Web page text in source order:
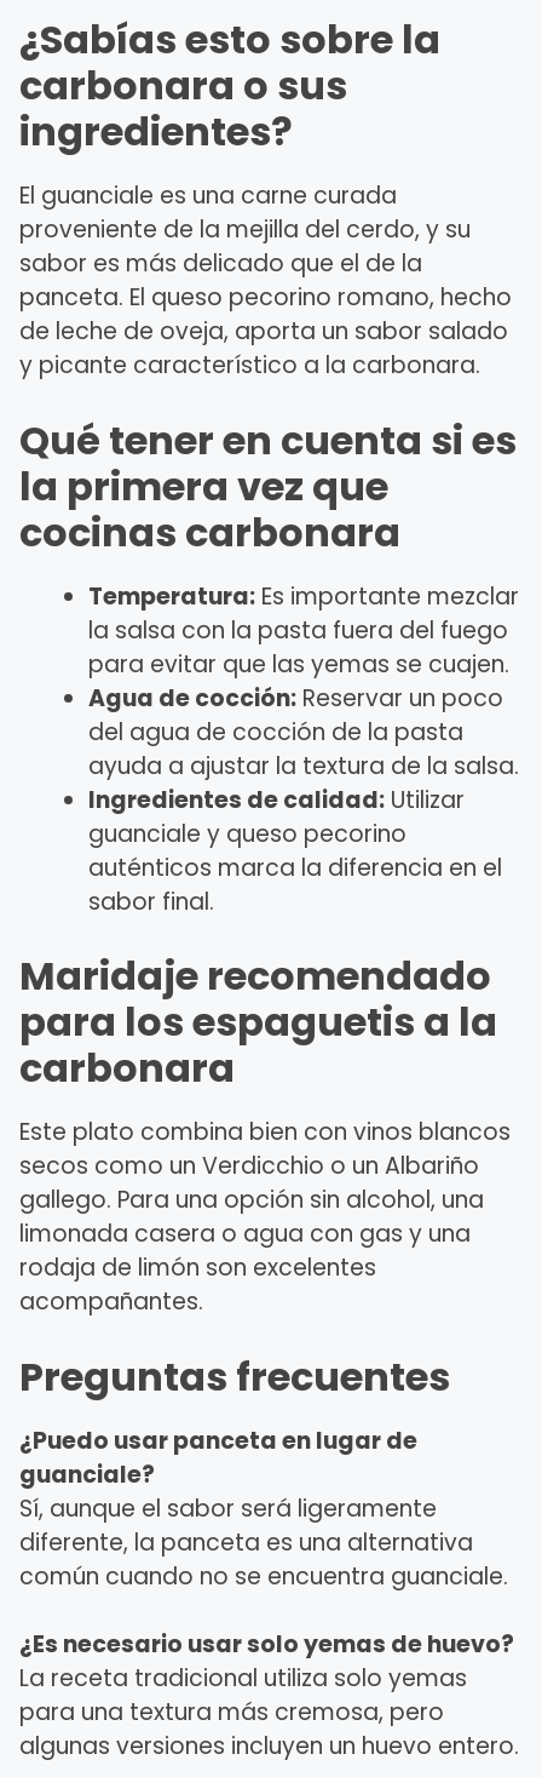
¿Sabías esto sobre la
carbonara o sus
ingredientes?
El guanciale es una carne curada
proveniente de la mejilla del cerdo, y su
sabor es más delicado que el de la
panceta. El queso pecorino romano, hecho
de leche de oveja, aporta un sabor salado
y picante característico a la carbonara.
Qué tener en cuenta si es
la primera vez que
cocinas carbonara
Temperatura:Es importante mezclar
la salsa con la pasta fuera del fuego
para evitar que las yemas se cuajen.
Agua de cocción:Reservar un poco
del agua de cocción de la pasta
ayuda a ajustar la textura de la salsa.
Ingredientes de calidad:Utilizar
guanciale y queso pecorino
auténticos marca la diferencia en el
sabor final.
Maridaje recomendado
para los espaguetis a la
carbonara
Este plato combina bien con vinos blancos
secos como un Verdicchio o un Albariño
gallego. Para una opción sin alcohol, una
limonada casera o agua con gas y una
rodaja de limón son excelentes
acompañantes.
Preguntas frecuentes
¿Puedo usar panceta en lugar de
guanciale?
Sí, aunque el sabor será ligeramente
diferente, la panceta es una alternativa
común cuando no se encuentra guanciale.
¿Es necesario usar solo yemas de huevo?
La receta tradicional utiliza solo yemas
para una textura más cremosa, pero
algunas versiones incluyen un huevo entero.